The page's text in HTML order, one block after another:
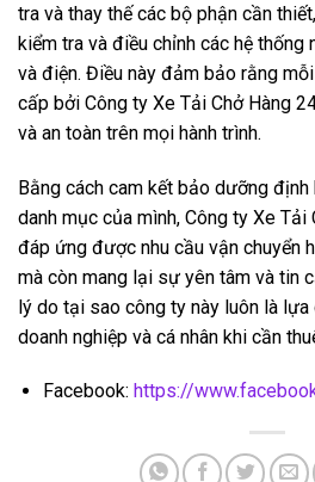
tra và thay thế các bộ phận cần
kiểm tra và điều chỉnh các hệ thống
và điện. Điều này đảm bảo rằng
cấp bởi Công ty Xe Tải Chở Hàng
và an toàn trên mọi hành trình.
Bằng cách cam kết bảo dưỡng
danh mục của mình, Công ty Xe
đáp ứng được nhu cầu vận chuyển
mà còn mang lại sự yên tâm và tin
lý do tại sao công ty này luôn là lựa
doanh nghiệp và cá nhân khi cần
Facebook: https://